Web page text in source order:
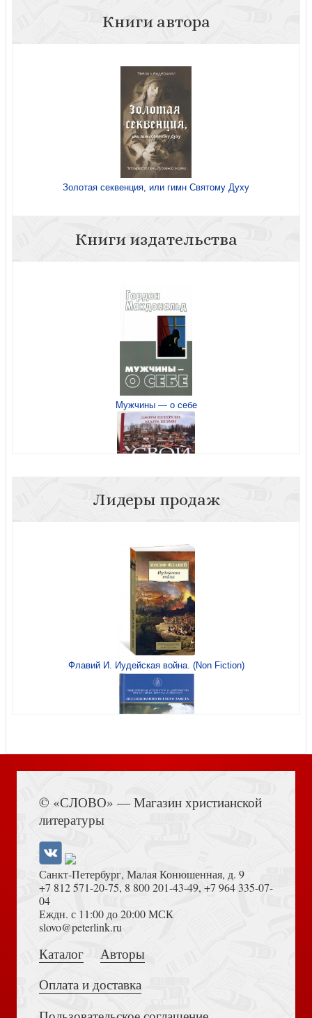
Книги автора
Золотая секвенция, или гимн Святому Духу
Книги издательства
Мужчины — о себе
Женщины, нашедшие путь
Евангелия: можно ли им доверять?
Лидеры продаж
Флавий И. Иудейская война. (Non Fiction)
Достоевский Ф.М. Сила и правда России (2024)
© «СЛОВО» — Магазин христианской
литературы
Санкт-Петербург, Малая Конюшенная, д. 9
+7 812 571-20-75, 8 800 201-43-49, +7 964 335-07-
04
Еждн. с 11:00 до 20:00 МСК
slovo@peterlink.ru
Каталог
Авторы
Оплата и доставка